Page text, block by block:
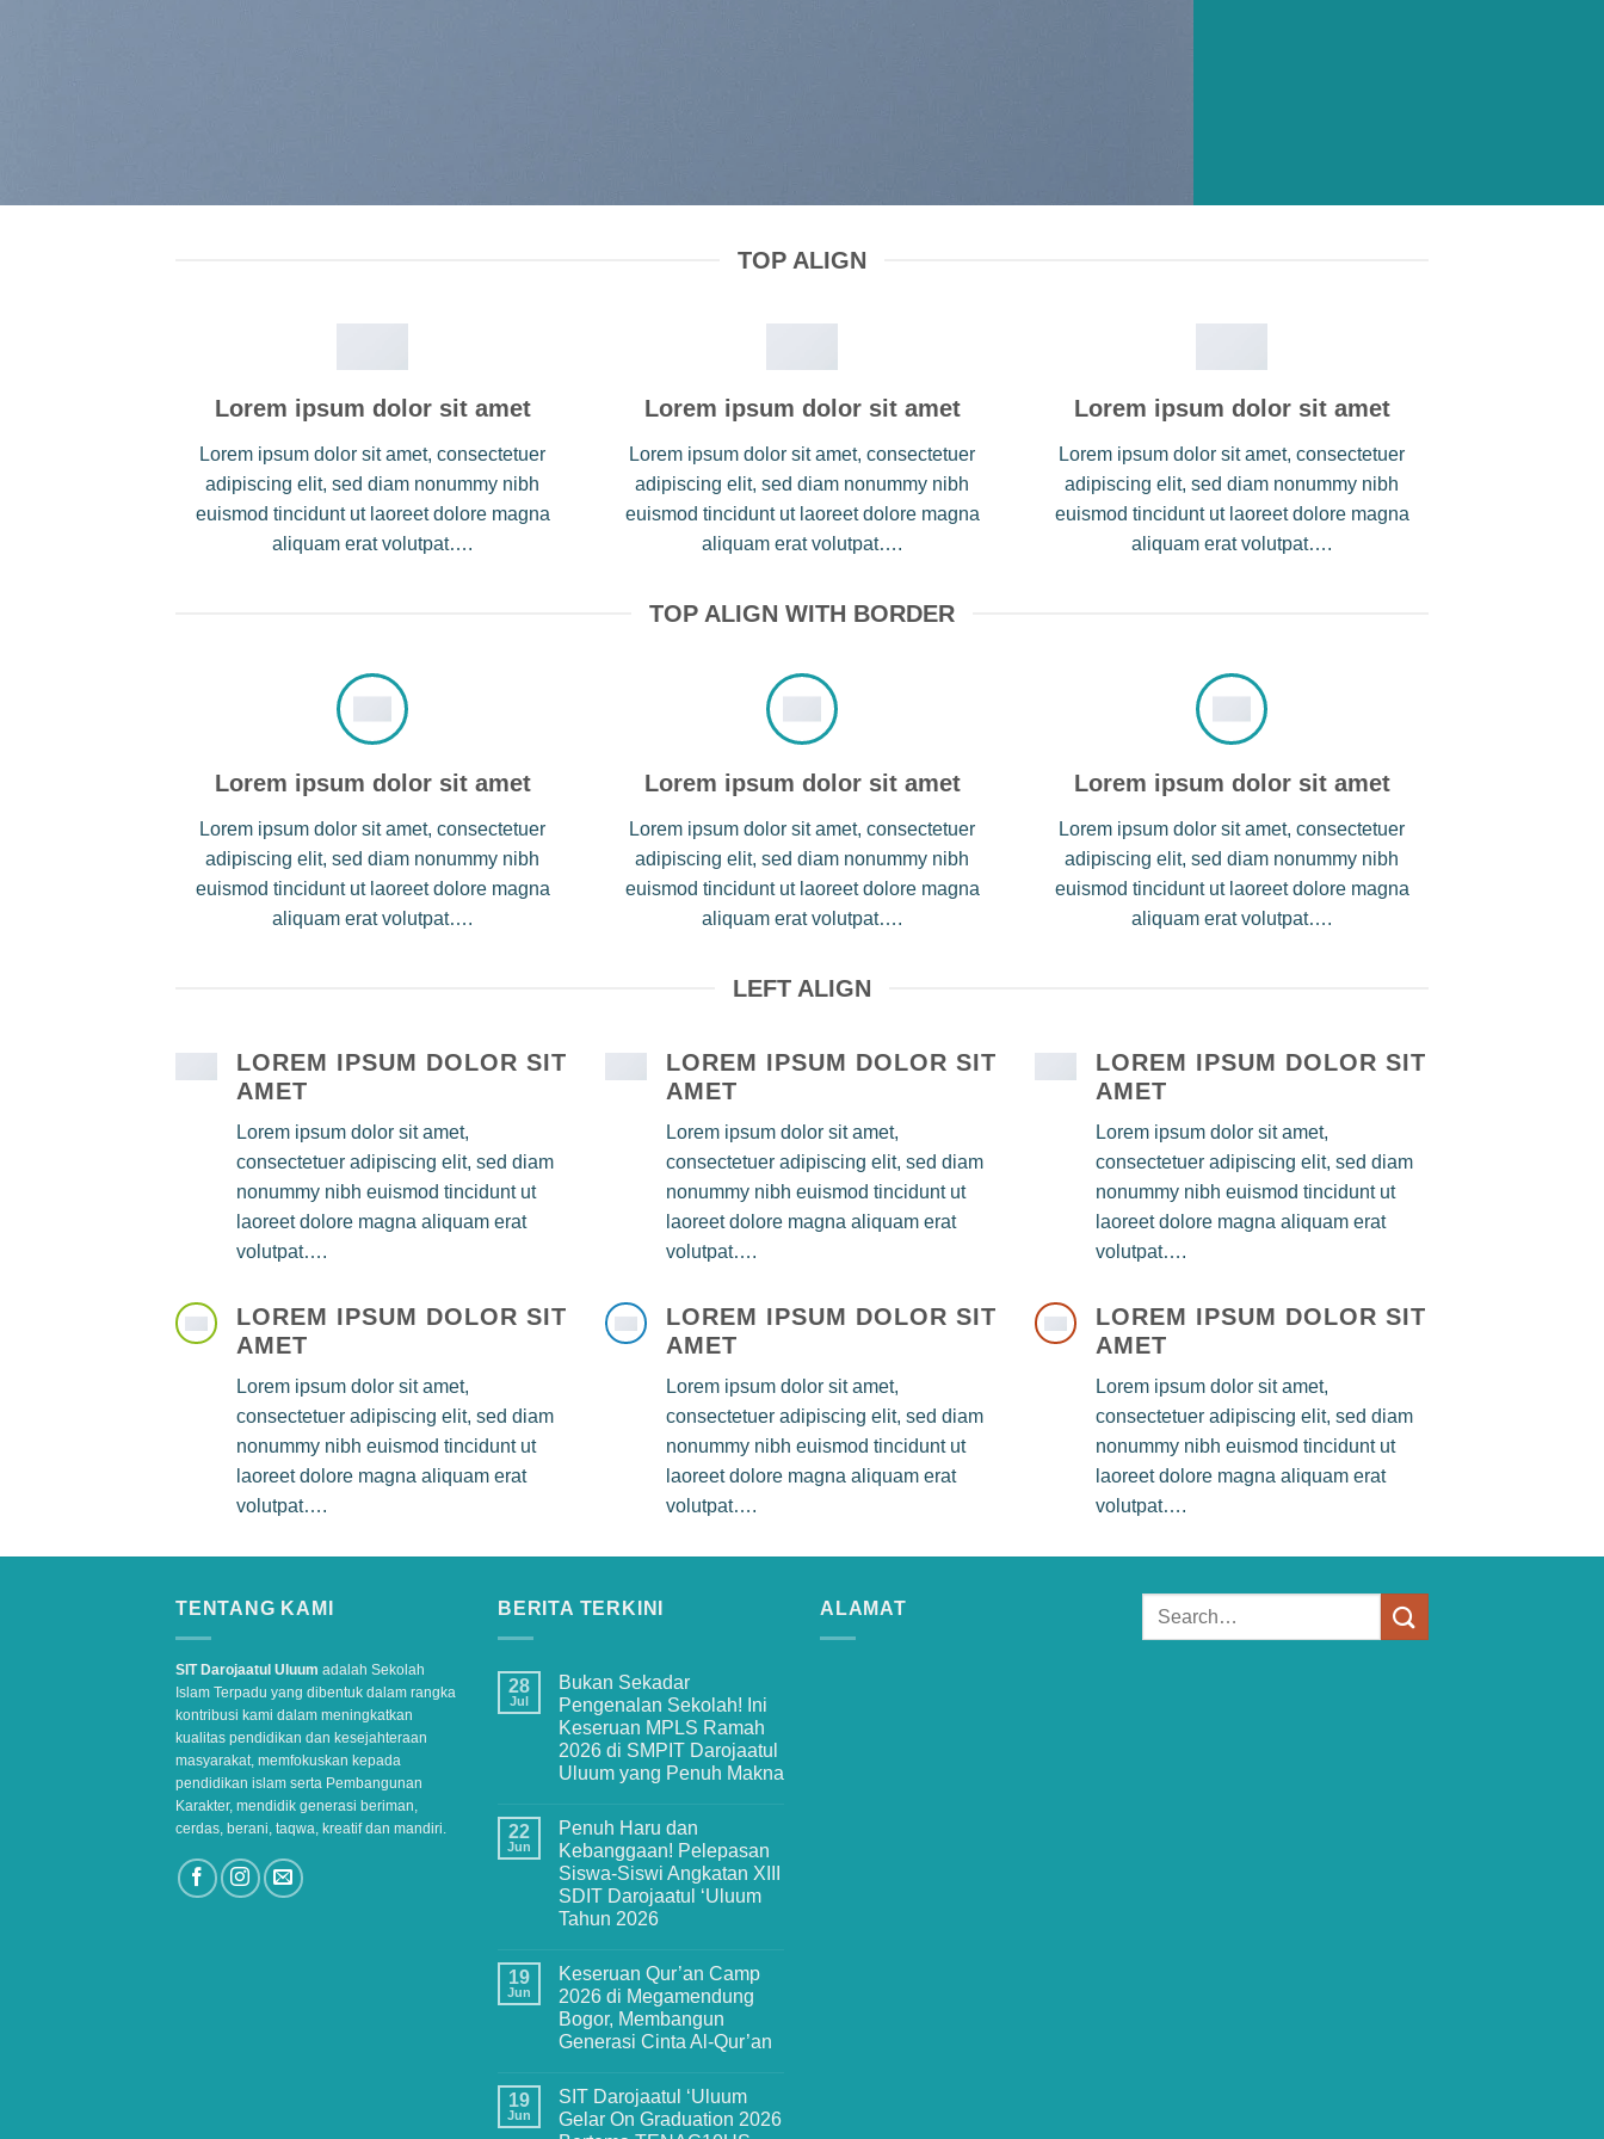
TOP ALIGN
Lorem ipsum dolor sit amet
Lorem ipsum dolor sit amet, consectetuer
adipiscing elit, sed diam nonummy nibh
euismod tincidunt ut laoreet dolore magna
aliquam erat volutpat….
Lorem ipsum dolor sit amet
Lorem ipsum dolor sit amet, consectetuer
adipiscing elit, sed diam nonummy nibh
euismod tincidunt ut laoreet dolore magna
aliquam erat volutpat….
Lorem ipsum dolor sit amet
Lorem ipsum dolor sit amet, consectetuer
adipiscing elit, sed diam nonummy nibh
euismod tincidunt ut laoreet dolore magna
aliquam erat volutpat….
TOP ALIGN WITH BORDER
Lorem ipsum dolor sit amet
Lorem ipsum dolor sit amet, consectetuer
adipiscing elit, sed diam nonummy nibh
euismod tincidunt ut laoreet dolore magna
aliquam erat volutpat….
Lorem ipsum dolor sit amet
Lorem ipsum dolor sit amet, consectetuer
adipiscing elit, sed diam nonummy nibh
euismod tincidunt ut laoreet dolore magna
aliquam erat volutpat….
Lorem ipsum dolor sit amet
Lorem ipsum dolor sit amet, consectetuer
adipiscing elit, sed diam nonummy nibh
euismod tincidunt ut laoreet dolore magna
aliquam erat volutpat….
LEFT ALIGN
LOREM IPSUM DOLOR SIT
AMET
Lorem ipsum dolor sit amet,
consectetuer adipiscing elit, sed diam
nonummy nibh euismod tincidunt ut
laoreet dolore magna aliquam erat
volutpat….
LOREM IPSUM DOLOR SIT
AMET
Lorem ipsum dolor sit amet,
consectetuer adipiscing elit, sed diam
nonummy nibh euismod tincidunt ut
laoreet dolore magna aliquam erat
volutpat….
LOREM IPSUM DOLOR SIT
AMET
Lorem ipsum dolor sit amet,
consectetuer adipiscing elit, sed diam
nonummy nibh euismod tincidunt ut
laoreet dolore magna aliquam erat
volutpat….
LOREM IPSUM DOLOR SIT
AMET
Lorem ipsum dolor sit amet,
consectetuer adipiscing elit, sed diam
nonummy nibh euismod tincidunt ut
laoreet dolore magna aliquam erat
volutpat….
LOREM IPSUM DOLOR SIT
AMET
Lorem ipsum dolor sit amet,
consectetuer adipiscing elit, sed diam
nonummy nibh euismod tincidunt ut
laoreet dolore magna aliquam erat
volutpat….
LOREM IPSUM DOLOR SIT
AMET
Lorem ipsum dolor sit amet,
consectetuer adipiscing elit, sed diam
nonummy nibh euismod tincidunt ut
laoreet dolore magna aliquam erat
volutpat….
TENTANG KAMI
SIT Darojaatul Uluum adalah Sekolah
Islam Terpadu yang dibentuk dalam rangka
kontribusi kami dalam meningkatkan
kualitas pendidikan dan kesejahteraan
masyarakat, memfokuskan kepada
pendidikan islam serta Pembangunan
Karakter, mendidik generasi beriman,
cerdas, berani, taqwa, kreatif dan mandiri.
BERITA TERKINI
28
Jul
Bukan Sekadar
Pengenalan Sekolah! Ini
Keseruan MPLS Ramah
2026 di SMPIT Darojaatul
Uluum yang Penuh Makna
on
Bukan
Sekadar
Pengenalan
Sekolah!
Ini
Keseruan
2026
di
SMPIT
Darojaatul
Uluum
yang
22
Jun
Penuh Haru dan
Kebanggaan! Pelepasan
Siswa-Siswi Angkatan XIII
SDIT Darojaatul ‘Uluum
Tahun 2026
on
Penuh
Haru
dan
Kebanggaan!
Pelepasan
Angkatan
XIII
SDIT
19
Jun
Keseruan Qur’an Camp
2026 di Megamendung
Bogor, Membangun
Generasi Cinta Al-Qur’an
on
Keseruan
Qur’an
19
Jun
SIT Darojaatul ‘Uluum
Gelar On Graduation 2026
ALAMAT